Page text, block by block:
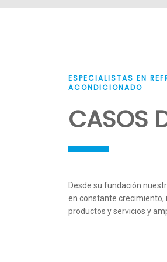
Termógrafos
VER
ESPECIALISTAS EN
ACONDICIONADO
CASOS
Desde su fundación
en constante crecimiento,
productos y servicios y
AHORRO DE
CONGELADO
IMPRESIÓN